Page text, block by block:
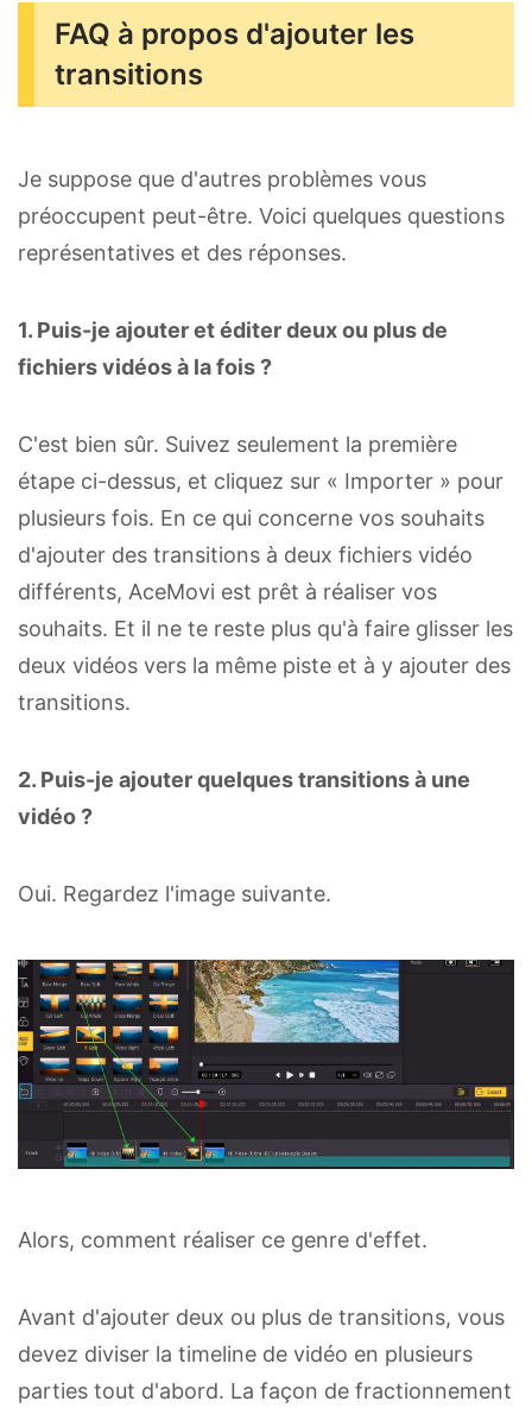
FAQ à propos d'ajouter les
transitions
Je suppose que d'autres problèmes vous
préoccupent peut-être. Voici quelques questions
représentatives et des réponses.
1. Puis-je ajouter et éditer deux ou plus de
fichiers vidéos à la fois ?
C'est bien sûr. Suivez seulement la première
étape ci-dessus, et cliquez sur « Importer » pour
plusieurs fois. En ce qui concerne vos souhaits
d'ajouter des transitions à deux fichiers vidéo
différents, AceMovi est prêt à réaliser vos
souhaits. Et il ne te reste plus qu'à faire glisser les
deux vidéos vers la même piste et à y ajouter des
transitions.
2. Puis-je ajouter quelques transitions à une
vidéo ?
Oui. Regardez l'image suivante.
Alors, comment réaliser ce genre d'effet.
Avant d'ajouter deux ou plus de transitions, vous
devez diviser la timeline de vidéo en plusieurs
parties tout d'abord. La façon de fractionnement